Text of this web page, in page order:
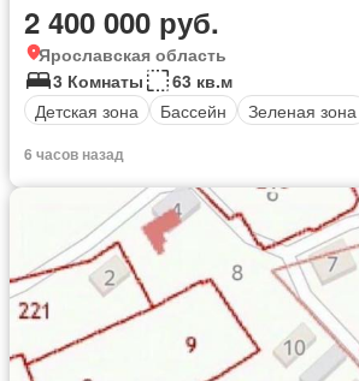
2 400 000 руб.
Ярославская область
3 Комнаты
63 кв.м
Детская зона
Бассейн Зеленая зона
6 часов назад